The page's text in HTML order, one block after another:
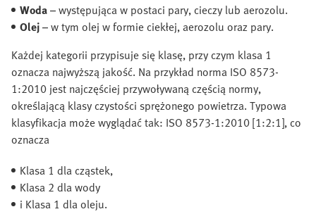
Woda– występująca w postaci pary, cieczy lub aerozolu.
Olej– w tym olej w formie ciekłej, aerozolu oraz pary.
Każdej kategorii przypisuje się klasę, przy czym klasa 1
oznacza najwyższą jakość. Na przykład norma ISO 8573-
1:2010 jest najczęściej przywoływaną częścią normy,
określającą klasy czystości sprężonego powietrza. Typowa
klasyfikacja może wyglądać tak: ISO 8573-1:2010 [1:2:1], co
oznacza
Klasa 1 dla cząstek,
Klasa 2 dla wody
i Klasa 1 dla oleju.